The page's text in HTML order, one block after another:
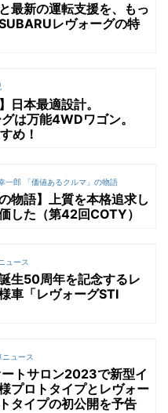
最新の運転支援を、もっ
レヴォーグの特
日本最適設計。
は万能4WDワゴン。
め！
一郎 「価値あるクルマ」の物語
物語】上質を本格追求し
した（第42回COTY）
ュース
生50周年を記念するレ
車「レヴォーグSTI
ニュース
トサロン2023で新型イ
プロトタイプとレヴォー
タイプの初公開を予告